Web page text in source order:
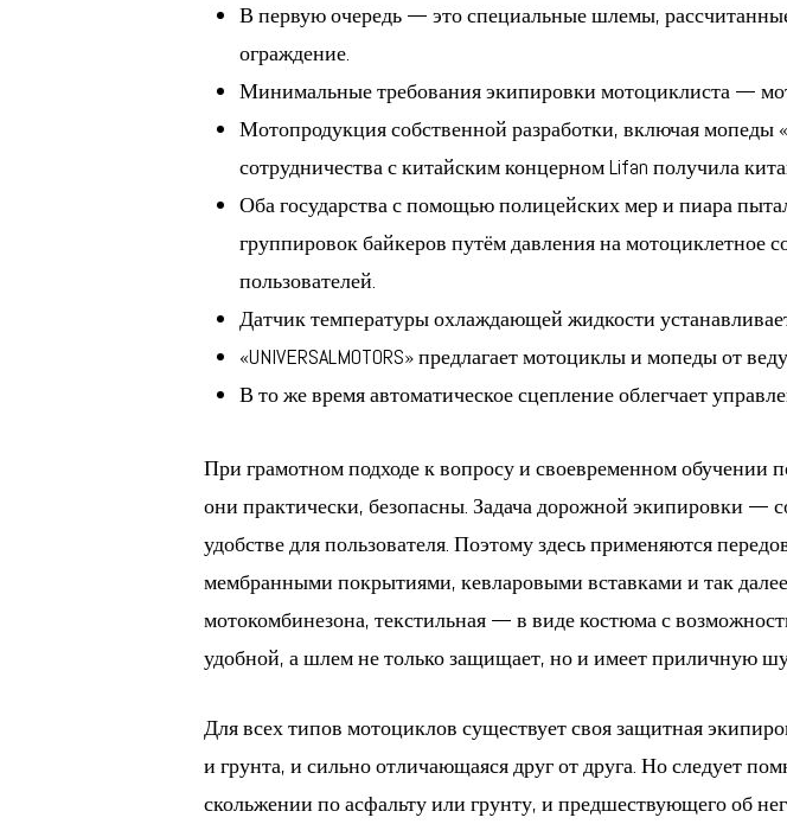
В первую очередь — это специальные шлемы,
ограждение.
Минимальные требования экипировки мотоциклиста —
Мотопродукция собственной разработки, включая мопеды
сотрудничества с китайским концерном Lifan получила
Оба государства с помощью полицейских мер и пиара
группировок байкеров путём давления на
пользователей.
Датчик температуры охлаждающей жидкости
«UNIVERSALMOTORS» предлагает мотоциклы и мопеды от
В то же время автоматическое сцепление облегчает
При грамотном подходе к вопросу и своевременном обучении
они практически, безопасны. Задача дорожной экипировки
удобстве для пользователя. Поэтому здесь применяются
мембранными покрытиями, кевларовыми вставками и так
мотокомбинезона, текстильная — в виде костюма с
удобной, а шлем не только защищает, но и имеет приличную
Для всех типов мотоциклов существует своя защитная
и грунта, и сильно отличающаяся друг от друга. Но следует
скольжении по асфальту или грунту, и предшествующего об